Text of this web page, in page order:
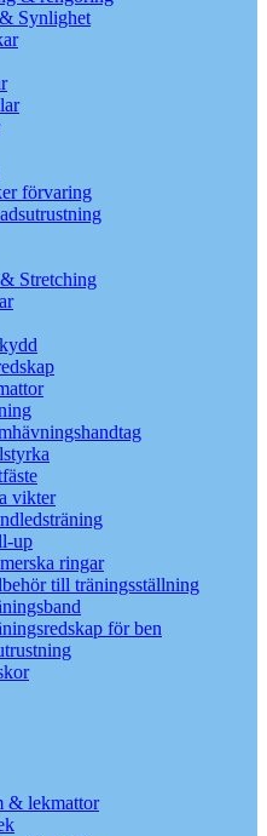
Synlighet
förvaring
Stretching
vikter
up
ringar
till träningsställning
för ben
& lekmattor